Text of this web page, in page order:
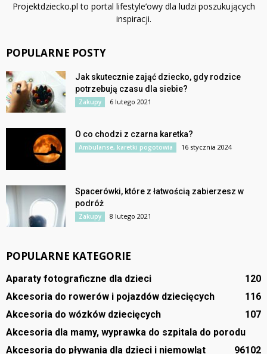
Projektdziecko.pl to portal lifestyle’owy dla ludzi poszukujących
inspiracji.
POPULARNE POSTY
Jak skutecznie zająć dziecko, gdy rodzice
potrzebują czasu dla siebie?
Zakupy 6 lutego 2021
O co chodzi z czarna karetka?
Ambulanse, karetki pogotowia 16 stycznia 2024
Spacerówki, które z łatwością zabierzesz w
podróż
Zakupy 8 lutego 2021
POPULARNE KATEGORIE
Aparaty fotograficzne dla dzieci
120
Akcesoria do rowerów i pojazdów dziecięcych
116
Akcesoria do wózków dziecięcych
107
Akcesoria dla mamy, wyprawka do szpitala do porodu
102
Akcesoria do pływania dla dzieci i niemowląt 96